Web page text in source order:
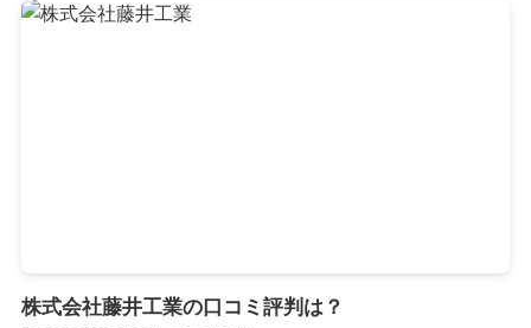
株式会社藤井工業の口コミ評判は？